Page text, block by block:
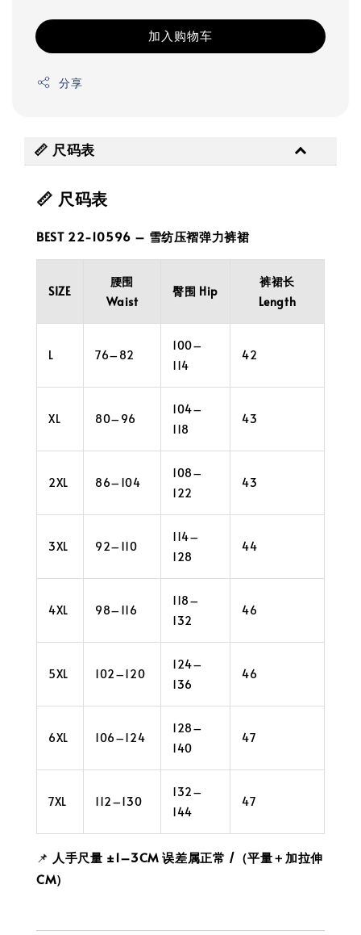
加入购物车
分享
📏 尺码表
📏 尺码表
BEST 22-10596 – 雪纺压褶弹力裤裙
SIZE
腰围
Waist
臀围 Hip
裤裙长
Length
L 76–82
100–
114
42
XL 80–96
104–
118
43
2XL 86–104
108–
122
43
3XL 92–110
114–
128
44
4XL 98–116
118–
132
46
5XL 102–120
124–
136
46
6XL 106–124
128–
140
47
7XL 112–130
132–
144
47
📌 人手尺量 ±1–3CM 误差属正常 / （平量＋加拉伸
CM）